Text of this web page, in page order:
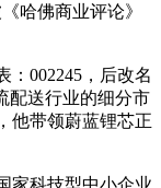
哈佛商业评论》
：002245，后改名
配送行业的细分市
他带领蔚蓝锂芯正
家科技型中小企业